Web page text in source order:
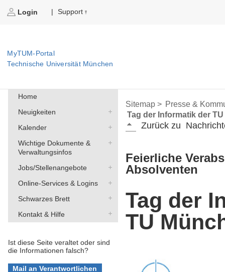
Login | Support
MyTUM-Portal
Technische Universität München
Home
Neuigkeiten
Kalender
Wichtige Dokumente &
Verwaltungsinfos
Jobs/Stellenangebote
Online-Services & Logins
Schwarzes Brett
Kontakt & Hilfe
Ist diese Seite veraltet oder sind
die Informationen falsch?
Sitemap > Presse &
Tag der Informatik der
Zurück zu
Feierliche
Absolventen
Tag der
TU